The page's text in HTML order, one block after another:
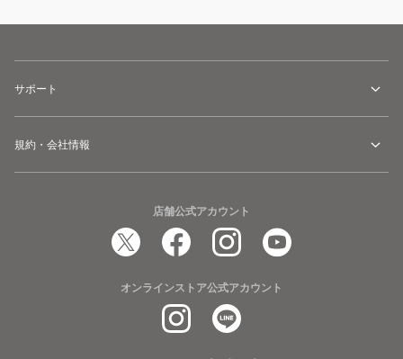
サポート
規約・会社情報
店舗公式アカウント
オンラインストア公式アカウント